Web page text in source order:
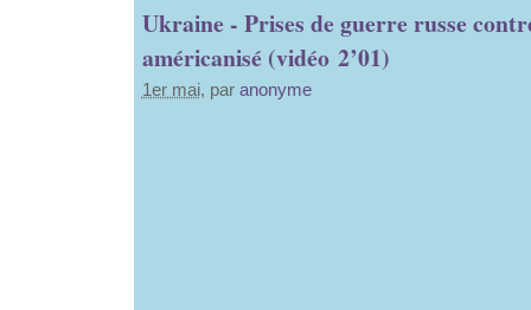
Ukraine - Prises de guerre russe
américanisé (vidéo 2’01)
1er mai, par anonyme